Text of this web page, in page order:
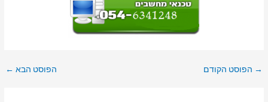
→ הפוסט הקודם הפוסט הבא ←